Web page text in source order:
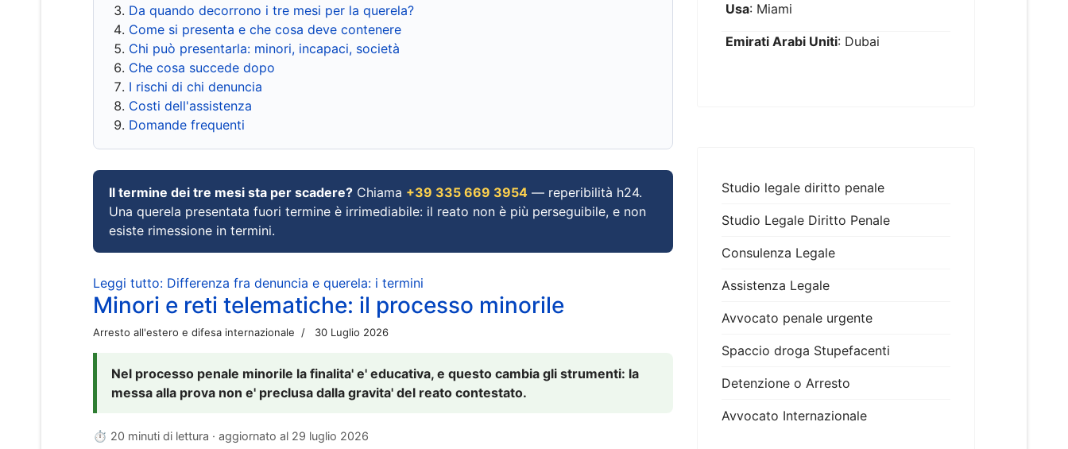
Da quando decorrono i tre mesi per la querela?
Come si presenta e che cosa deve contenere
Chi può presentarla: minori, incapaci, società
Che cosa succede dopo
I rischi di chi denuncia
Costi dell'assistenza
Domande frequenti
Il termine dei tre mesi sta per scadere? Chiama +39 335 669 3954 — reperibilità h24.
Una querela presentata fuori termine è irrimediabile: il reato non è più perseguibile, e non
esiste rimessione in termini.
Leggi tutto: Differenza fra denuncia e querela: i termini
Minori e reti telematiche: il processo minorile
Arresto all'estero e difesa internazionale 30 Luglio 2026
Nel processo penale minorile la finalita' e' educativa, e questo cambia gli strumenti: la
messa alla prova non e' preclusa dalla gravita' del reato contestato.
⏱ 20 minuti di lettura · aggiornato al 29 luglio 2026
Usa: Miami
Emirati Arabi Uniti: Dubai
Studio legale diritto penale
Studio Legale Diritto Penale
Consulenza Legale
Assistenza Legale
Avvocato penale urgente
Spaccio droga Stupefacenti
Detenzione o Arresto
Avvocato Internazionale